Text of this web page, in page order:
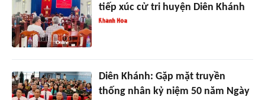
tiếp xúc cử tri huyện Diên Khánh
Diên Khánh: Gặp mặt truyền
thống nhân kỷ niệm 50 năm Ngày